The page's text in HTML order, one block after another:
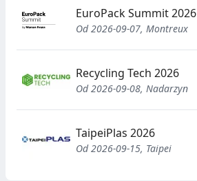
EuroPack Summit 2026
Od 2026-09-07, Montreux
Recycling Tech 2026
Od 2026-09-08, Nadarzyn
TaipeiPlas 2026
Od 2026-09-15, Taipei